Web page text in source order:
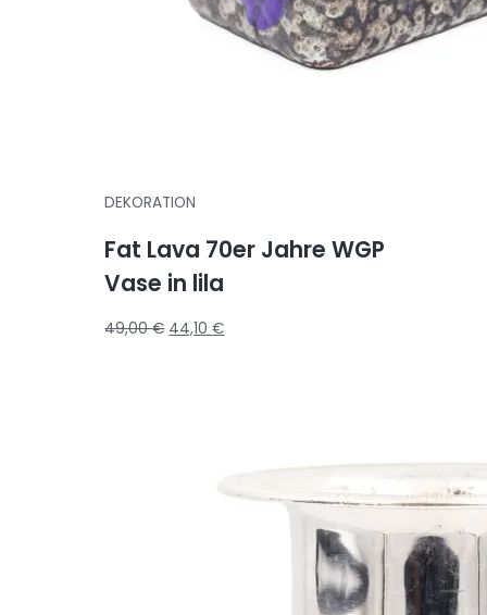
DEKORATION
Fat Lava 70er Jahre WGP
Vase in lila
49,00€ 44,10€